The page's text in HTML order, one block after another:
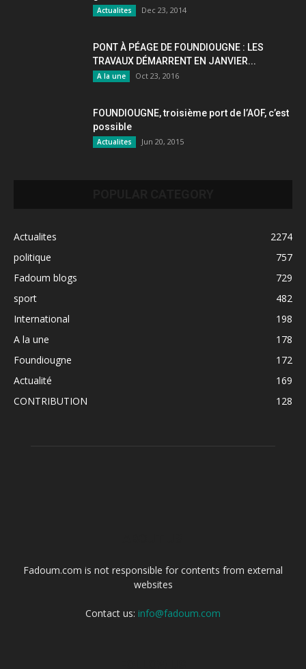
Actualites Dec 23, 2014
PONT À PÉAGE DE FOUNDIOUGNE : LES
TRAVAUX DÉMARRENT EN JANVIER...
A la une Oct 23, 2016
FOUNDIOUGNE, troisième port de l’AOF, c’est
possible
Actualites Jun 20, 2015
Actualites
2274
politique
757
Fadoum blogs
729
sport
482
International
198
A la une
178
Foundiougne
172
Actualité
169
CONTRIBUTION
128
Fadoum.com is not responsible for contents from external
websites
Contact us: info@fadoum.com